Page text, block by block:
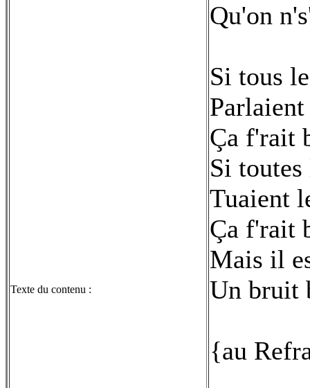
Texte du contenu :
Qu'on
Si tous
Ça f'rait
Si
Tuaient
Ça f'rait
Mais il
Un bruit
{au